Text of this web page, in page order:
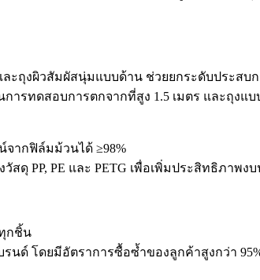
ละถุงผิวสัมผัสนุ่มแบบด้าน ช่วยยกระดับประส
รทดสอบการตกจากที่สูง 1.5 เมตร และถุงแ
จากฟิล์มม้วนได้ ≥98%
สดุ PP, PE และ PETG เพื่อเพิ่มประสิทธิภา
กชิ้น
ด์ โดยมีอัตราการซื้อซ้ำของลูกค้าสูงกว่า